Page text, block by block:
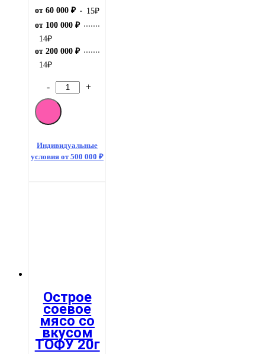
от 60 000 ₽
15₽
от 100 000 ₽
14₽
от 200 000 ₽
14₽
Количество
товара
Тонкие
слайсы
острым
вкусом
- +
Индивидуальные
условия от 500 000 ₽
Острое
соевое
мясо со
вкусом
ТОФУ 20г